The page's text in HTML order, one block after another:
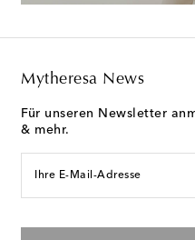
Mytheresa News
Für unseren Newsletter
& mehr.
Ihre E-Mail-Adresse